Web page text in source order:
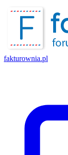
fakturownia.pl